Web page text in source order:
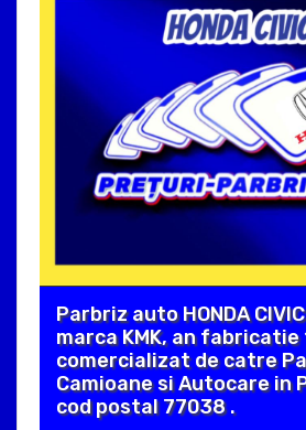
Parbriz auto HONDA
marca KMK, an fabricatie
comercializat de catre
Camioane si Autocare in
cod postal 77038 .